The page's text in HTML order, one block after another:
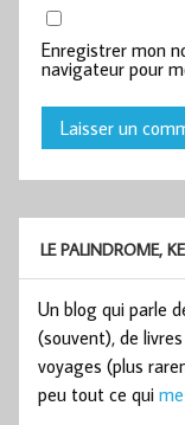
Enregistrer mon
navigateur pour
LE PALINDROME,
Un blog qui parle
(souvent), de
voyages (plus
peu tout ce qui me